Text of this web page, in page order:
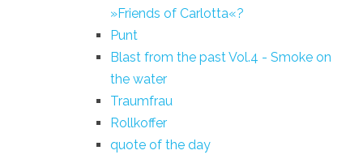
»Friends of Carlotta«?
Punt
Blast from the past Vol.4 - Smoke on
the water
Traumfrau
Rollkoffer
quote of the day